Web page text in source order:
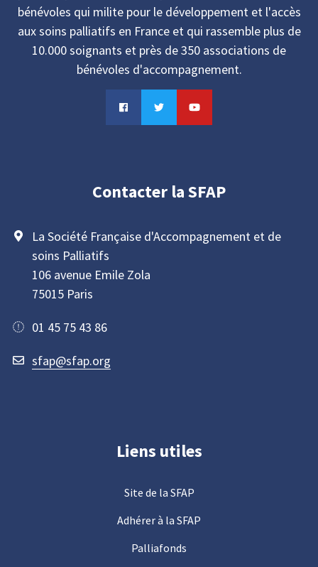
bénévoles qui milite pour le développement et l'accès
aux soins palliatifs en France et qui rassemble plus de
10.000 soignants et près de 350 associations de
bénévoles d'accompagnement.
Contacter la SFAP
La Société Française d'Accompagnement et de
soins Palliatifs
106 avenue Emile Zola
75015 Paris
01 45 75 43 86
sfap@sfap.org
Liens utiles
Site de la SFAP
Adhérer à la SFAP
Palliafonds